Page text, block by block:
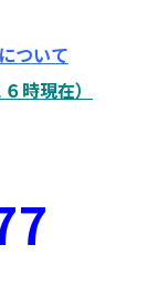
ついて
時現在）
稲城市 飛田給